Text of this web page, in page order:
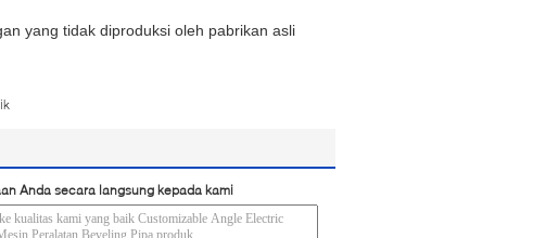
yang tidak diproduksi oleh pabrikan asli
Anda secara langsung kepada kami